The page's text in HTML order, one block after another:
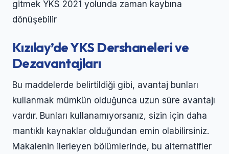
gitmek YKS 2021 yolunda zaman kaybına
dönüşebilir
Kızılay’de YKS Dershaneleri ve
Dezavantajları
Bu maddelerde belirtildiği gibi, avantaj bunları
kullanmak mümkün olduğunca uzun süre avantajı
vardır. Bunları kullanamıyorsanız, sizin için daha
mantıklı kaynaklar olduğundan emin olabilirsiniz.
Makalenin ilerleyen bölümlerinde, bu alternatifler